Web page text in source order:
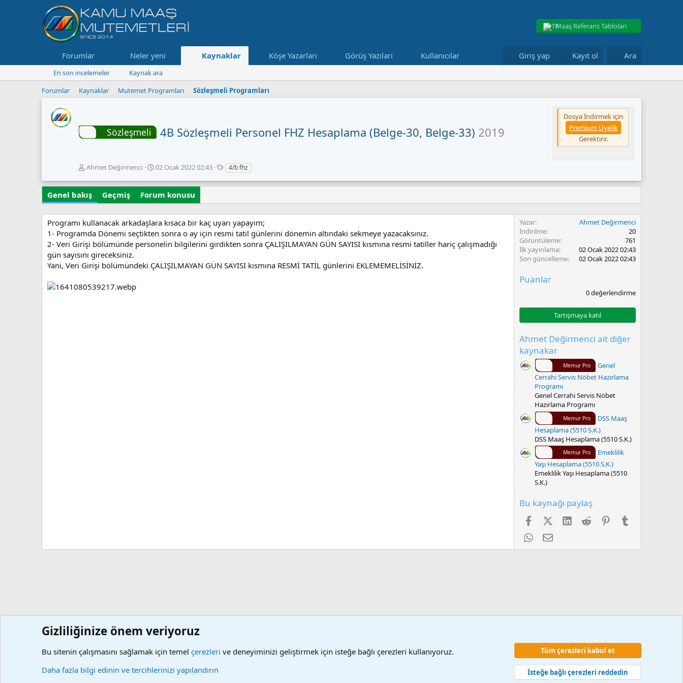
Maaş Referans Tabloları
Forumlar Neler yeni Kaynaklar Köşe Yazarları Görüş Yazıları Kullanıcılar Giriş yap Kayıt ol Ara
En son incelemeler
Kaynak ara
Forumlar
Kaynaklar Mutemet Programları Sözleşmeli Programları
Sözleşmeli 4B Sözleşmeli Personel FHZ Hesaplama (Belge-30, Belge-33) 2019
Dosya İndirmek için
Premium Üyelik
Gerektirir.
Y
z
a
r
Ahmet Değirmenci
O
u
ş
t
u
r
u
m
t
02 Ocak 2022 02:43
E
t
i
e
t
l
e
r
4/b fhz
Genel bakış Geçmiş Forum konusu
Programı kullanacak arkadaşlara kısaca bir kaç uyarı yapayım;
1- Programda Dönemi seçtikten sonra o ay için resmi tatil günlerini dönemin altındaki sekmeye yazacaksınız.
2- Veri Girişi bölümünde personelin bilgilerini girdikten sonra ÇALIŞILMAYAN GÜN SAYISI kısmına resmi tatiller hariç çalışmadığı
gün sayısını gireceksiniz.
Yani, Veri Girişi bölümündeki ÇALIŞILMAYAN GÜN SAYISI kısmına RESMİ TATİL günlerini EKLEMEMELİSİNİZ.
Yazar
Ahmet Değirmenci
İndirilme
20
Görüntüleme
761
İlk yayınlama
02 Ocak 2022 02:43
Son güncelleme
02 Ocak 2022 02:43
Puanlar
0
0
y
l
d
z
0 değerlendirme
Tartışmaya katıl
Ahmet Değirmenci ait diğer
kaynakar
Memur Pro
Genel
Cerrahi Servis Nöbet Hazırlama
Programı
Genel Cerrahi Servis Nöbet
Hazırlama Programı
Memur Pro
DSS Maaş
Hesaplama (5510 S.K.)
DSS Maaş Hesaplama (5510 S.K.)
Memur Pro
Emeklilik
Yaşı Hesaplama (5510 S.K.)
Emeklilik Yaşı Hesaplama (5510
S.K.)
Bu kaynağı paylaş
FacebookX (Twitter)
LinkedInReddit Pinterest
WhatsApp
E-posta
Mutemet Programları
Gizlilik politikası Yardım Ana sayfa
R
S
Gizliliğinize önem veriyoruz
Bu sitenin çalışmasını sağlamak için temel çerezleri ve deneyiminizi geliştirmek için isteğe bağlı çerezleri kullanıyoruz.
Daha fazla bilgi edinin ve tercihlerinizi yapılandırın
Tüm çerezleri kabul et
İsteğe bağlı çerezleri reddedin